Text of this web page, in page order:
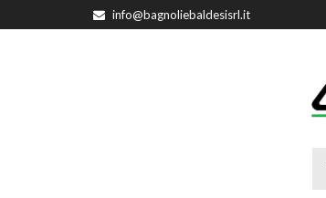
info@bagnoliebaldesisrl.it